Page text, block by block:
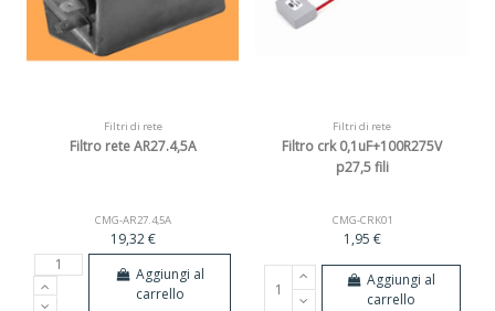
Filtri di rete
Filtro rete AR27.4,5A
CMG-AR27.4,5A
19,32 €
Aggiungi al
carrello
Filtri di rete
Filtro crk 0,1uF+100R275V
p27,5 fili
CMG-CRK01
1,95 €
Aggiungi al
carrello